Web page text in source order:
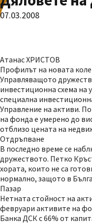
07.03.2008
Атанас ХРИСТОВ
Профилът на новата
Управляващото
инвестиционна схема на
специална
Управление на активи.
на фонда е умерено до
отблизо цената на
Отдръпване
В последно време се
дружеството. Петко
хората, които не са
нормално, защото в
Пазар
Нетната стойност на
февруари активите на
Банка ДСК с 66% от